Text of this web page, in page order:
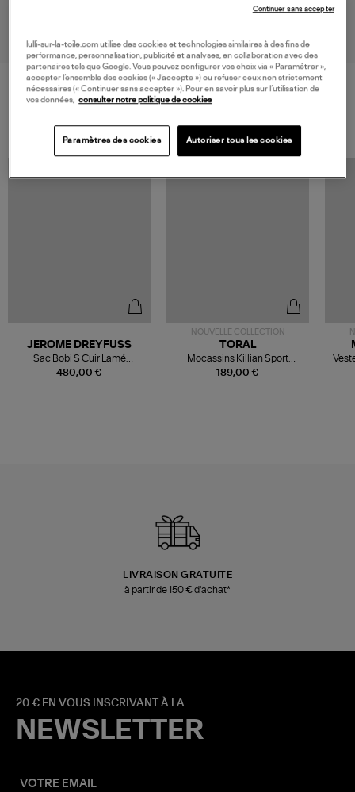
80,00 €
480,00 €
JEROME DREYFUSS
Sac Bobi S Cuir Lamé
Champagne
NOUVELLE COLLECTION
189,00 €
TORAL
Mocassins Killian Sport
Mousse
LIVRAISON GRATUITE
à partir de 150 € d'achat*
20 € EN VOUS INSCRIVANT À LA
NEWSLETTER
lulli-sur-la-toile.com utilise des cookies et technologies similaires à des fins de
performance, personnalisation, publicité et analyses, en collaboration avec des
partenaires tels que Google. Vous pouvez configurer vos choix via « Paramétrer »,
accepter l’ensemble des cookies (« J’accepte ») ou refuser ceux non strictement
nécessaires (« Continuer sans accepter »). Pour en savoir plus sur l’utilisation de
vos données, consulter notre politique de cookies
Paramètres des cookies Autoriser tous les cookies
Continuer sans accepter